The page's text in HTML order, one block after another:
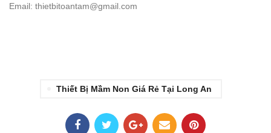
Email: thietbitoantam@gmail.com
Thiết Bị Mầm Non Giá Rẻ Tại Long An